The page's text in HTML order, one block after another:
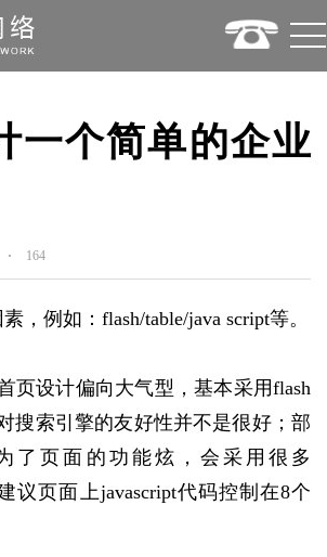
一个简单的企业
164
，例如：flash/table/java script等。
页设计偏向大气型，基本采用flash
搜索引擎的友好性并不是很好；部
了页面的功能炫，会采用很多
议页面上javascript代码控制在8个